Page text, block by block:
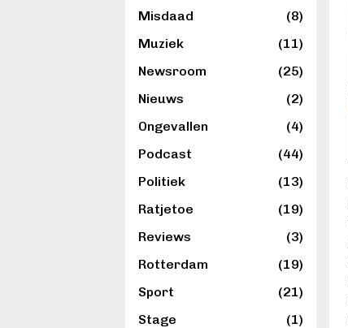
Misdaad
(8)
Muziek
(11)
Newsroom
(25)
Nieuws
(2)
Ongevallen
(4)
Podcast
(44)
Politiek
(13)
Ratjetoe
(19)
Reviews
(3)
Rotterdam
(19)
Sport
(21)
Stage
(1)